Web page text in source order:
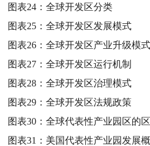
图表24：全球开发区分类
图表25：全球开发区发展模式
图表26：全球开发区产业升级模式
图表27：全球开发区运行机制
图表28：全球开发区治理模式
图表29：全球开发区法规政策
图表30：全球代表性产业园区的
图表31： 美国代表性产业园发展